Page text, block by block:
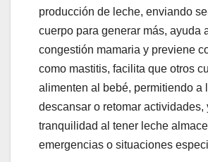
producción de leche, enviando
cuerpo para generar más, ayuda
congestión mamaria y previene
como mastitis, facilita que otros
alimenten al bebé, permitiendo a
descansar o retomar actividades,
tranquilidad al tener leche
emergencias o situaciones